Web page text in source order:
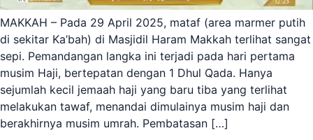
MAKKAH – Pada 29 April 2025, mataf (area marmer putih
di sekitar Ka’bah) di Masjidil Haram Makkah terlihat sangat
sepi. Pemandangan langka ini terjadi pada hari pertama
musim Haji, bertepatan dengan 1 Dhul Qada. Hanya
sejumlah kecil jemaah haji yang baru tiba yang terlihat
melakukan tawaf, menandai dimulainya musim haji dan
berakhirnya musim umrah. Pembatasan […]